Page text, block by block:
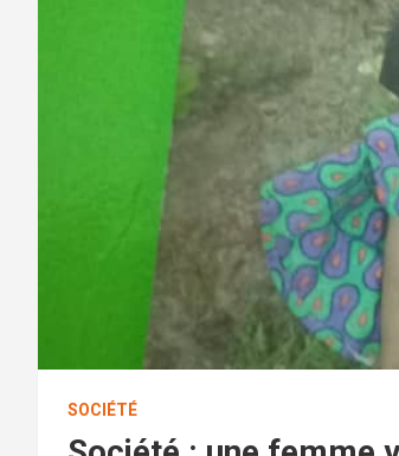
SOCIÉTÉ